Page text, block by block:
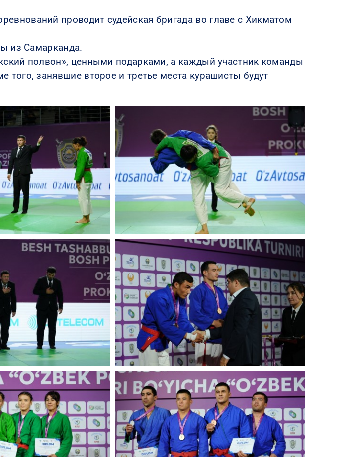
проводит судейская бригада во главе с Хикматом
из Самарканда.
полвон», ценными подарками, а каждый участник команды
занявшие второе и третье места курашисты будут